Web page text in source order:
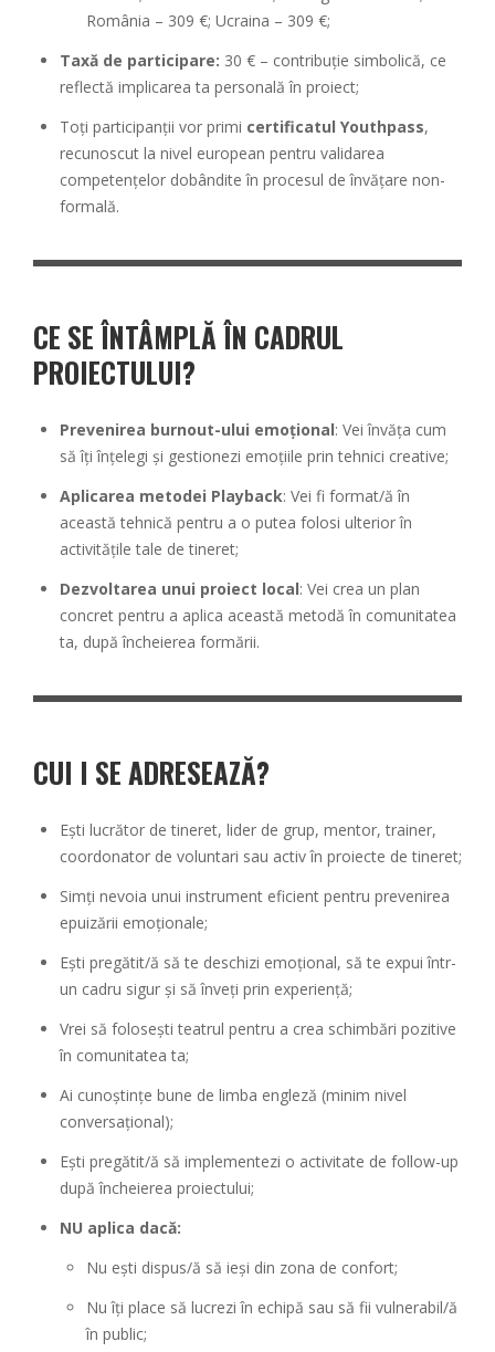
România – 309 €; Ucraina – 309 €;
Taxă de participare: 30 € – contribuție simbolică, ce
reflectă implicarea ta personală în proiect;
Toți participanții vor primi certificatul Youthpass,
recunoscut la nivel european pentru validarea
competențelor dobândite în procesul de învățare non-
formală.
CE SE ÎNTÂMPLĂ ÎN CADRUL
PROIECTULUI?
Prevenirea burnout-ului emoțional: Vei învăța cum
să îți înțelegi și gestionezi emoțiile prin tehnici creative;
Aplicarea metodei Playback: Vei fi format/ă în
această tehnică pentru a o putea folosi ulterior în
activitățile tale de tineret;
Dezvoltarea unui proiect local: Vei crea un plan
concret pentru a aplica această metodă în comunitatea
ta, după încheierea formării.
CUI I SE ADRESEAZĂ?
Ești lucrător de tineret, lider de grup, mentor, trainer,
coordonator de voluntari sau activ în proiecte de tineret;
Simți nevoia unui instrument eficient pentru prevenirea
epuizării emoționale;
Ești pregătit/ă să te deschizi emoțional, să te expui într-
un cadru sigur și să înveți prin experiență;
Vrei să folosești teatrul pentru a crea schimbări pozitive
în comunitatea ta;
Ai cunoștințe bune de limba engleză (minim nivel
conversațional);
Ești pregătit/ă să implementezi o activitate de follow-up
după încheierea proiectului;
NU aplica dacă:
Nu ești dispus/ă să ieși din zona de confort;
Nu îți place să lucrezi în echipă sau să fii vulnerabil/ă
în public;